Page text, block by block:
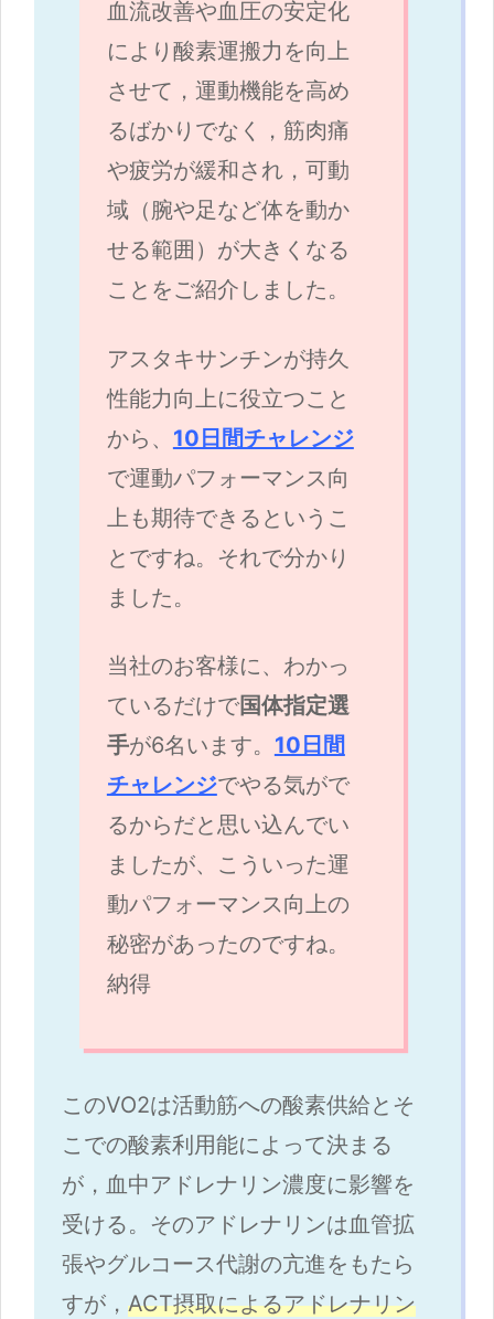
血流改善や血圧の安定化
により酸素運搬力を向上
させて，運動機能を高め
るばかりでなく，筋肉痛
や疲労が緩和され，可動
域（腕や足など体を動か
せる範囲）が大きくなる
ことをご紹介しました。
アスタキサンチンが持久
性能力向上に役立つこと
から、 10日間チャレンジ
で運動パフォーマンス向
上も期待できるというこ
とですね。それで分かり
ました。
当社のお客様に、わかっ
ているだけで国体指定選
手が6名います。 10日間
チャレンジでやる気がで
るからだと思い込んでい
ましたが、こういった運
動パフォーマンス向上の
秘密があったのですね。
納得
このVO2は活動筋への酸素供給とそ
こでの酸素利用能によって決まる
が，血中アドレナリン濃度に影響を
受ける。そのアドレナリンは血管拡
張やグルコース代謝の亢進をもたら
すが， ACT摂取によるアドレナリン